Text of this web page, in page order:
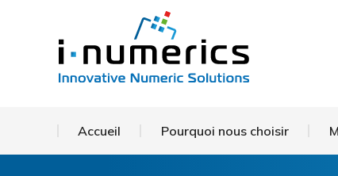
Accueil Pourquoi nous choisir